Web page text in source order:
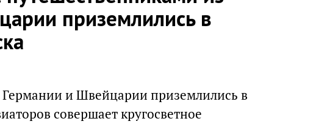
приземлились в
Германии и Швейцарии приземлились в
совершает кругосветное